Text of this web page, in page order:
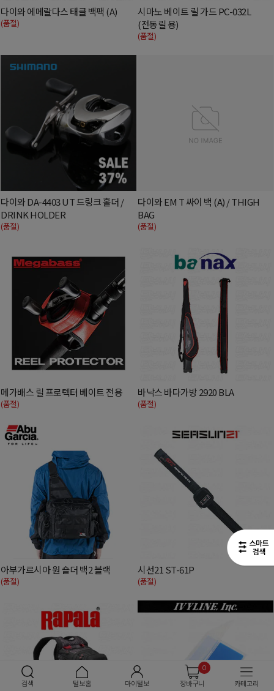
검색 털보홈 마이털보
0
장바구니
카테고리
다이와 에메랄다스 태클 백팩 (A)
(품절)
시마노 베이트 릴 가드 PC-032L
(전동릴 용)
(품절)
다이와 DA-4403 UT 드링크 홀더 /
DRINK HOLDER
(품절)
다이와 EM T 싸이 백 (A) / THIGH
BAG
(품절)
메가배스 릴 프로텍터 베이트 전용
(품절)
바낙스 바다가방 2920 BLA
(품절)
아부가르시아 원 숄더 백2 블랙
(품절)
시선21 ST-61P
(품절)